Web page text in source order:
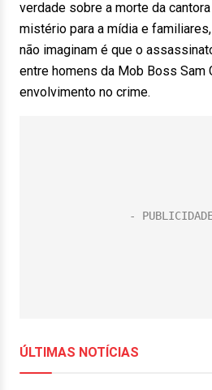
verdade sobre a morte da
mistério para a mídia e
não imaginam é que o
entre homens da Mob Boss Sam
envolvimento no crime.